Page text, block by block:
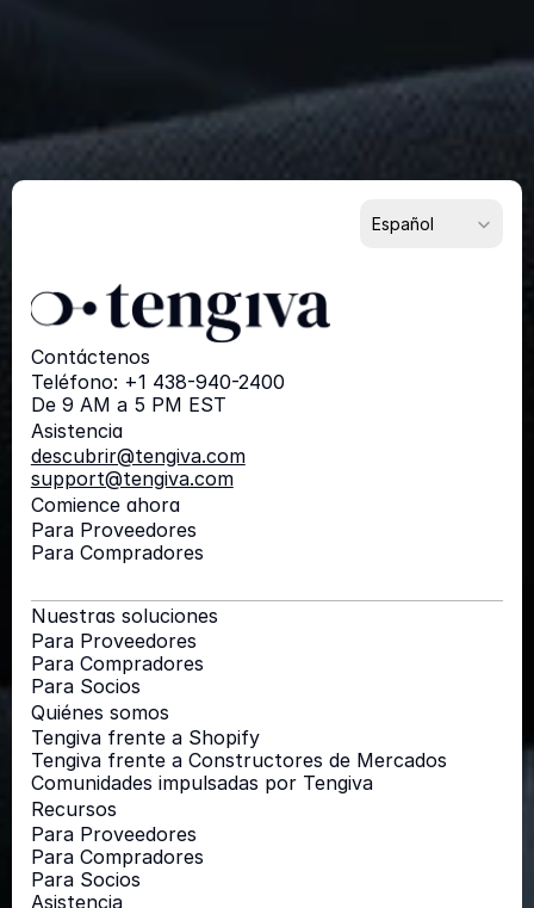
Para Compradores
Español
Contáctenos
Teléfono: +1 438-940-2400
De 9 AM a 5 PM EST
Asistencia
descubrir@tengiva.com
support@tengiva.com
Comience ahora
Para Proveedores
Para Compradores
Nuestras soluciones
Para Proveedores
Para Compradores
Para Socios
Quiénes somos
Tengiva frente a Shopify
Tengiva frente a Constructores de Mercados
Comunidades impulsadas por Tengiva
Recursos
Para Proveedores
Para Compradores
Para Socios
Asistencia